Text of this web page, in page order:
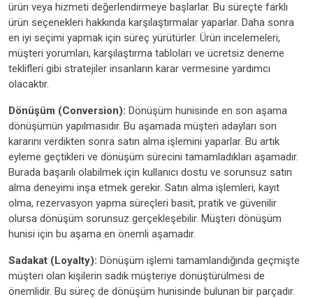
ürün veya hizmeti değerlendirmeye başlarlar. Bu süreçte farklı
ürün seçenekleri hakkında karşılaştırmalar yaparlar. Daha sonra
en iyi seçimi yapmak için süreç yürütürler. Ürün incelemeleri,
müşteri yorumları, karşılaştırma tabloları ve ücretsiz deneme
teklifleri gibi stratejiler insanların karar vermesine yardımcı
olacaktır.
Dönüşüm (Conversion): Dönüşüm hunisinde en son aşama
dönüşümün yapılmasıdır. Bu aşamada müşteri adayları son
kararını verdikten sonra satın alma işlemini yaparlar. Bu artık
eyleme geçtikleri ve dönüşüm sürecini tamamladıkları aşamadır.
Burada başarılı olabilmek için kullanıcı dostu ve sorunsuz satın
alma deneyimi inşa etmek gerekir. Satın alma işlemleri, kayıt
olma, rezervasyon yapma süreçleri basit, pratik ve güvenilir
olursa dönüşüm sorunsuz gerçekleşebilir. Müşteri dönüşüm
hunisi için bu aşama en önemli aşamadır.
Sadakat (Loyalty): Dönüşüm işlemi tamamlandığında geçmişte
müşteri olan kişilerin sadık müşteriye dönüştürülmesi de
önemlidir. Bu süreç de dönüşüm hunisinde bulunan bir parçadır.